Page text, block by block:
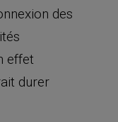
des
effet
durer